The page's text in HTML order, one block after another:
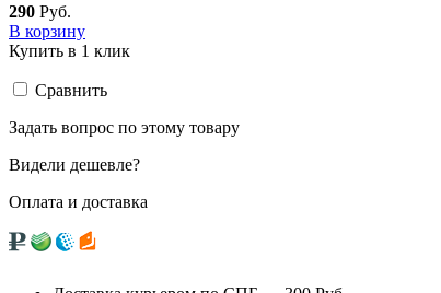
290 Руб.
В корзину
Купить в 1 клик
Сравнить
Задать вопрос по этому товару
Видели дешевле?
Оплата и доставка